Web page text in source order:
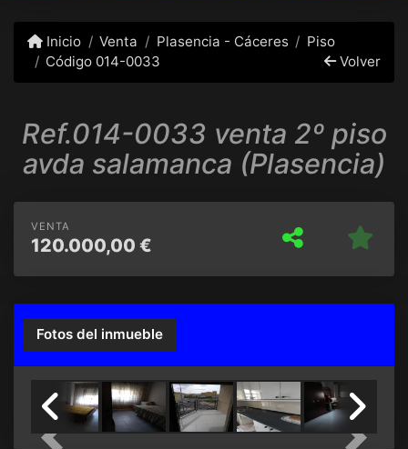
Inicio Venta Plasencia - Cáceres
Piso
Código 014-0033
Volver
Ref.014-0033 venta 2º piso
avda salamanca (Plasencia)
VENTA
120.000,00 €
Fotos del inmueble